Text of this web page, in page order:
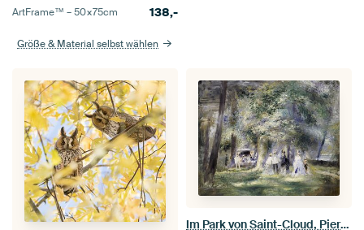
ArtFrame™ –50×75cm 138,-
Größe & Material selbst wählen
Im Park von Saint-Cloud, Pierre-Auguste Renoir